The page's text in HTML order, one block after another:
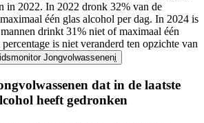
in 2022. In 2022 dronk 32% van de
één glas alcohol per dag. In 2024 is
drinkt 31% niet of maximaal één
is niet veranderd ten opzichte van
Jongvolwasseneni
dat in de laatste
heeft gedronken